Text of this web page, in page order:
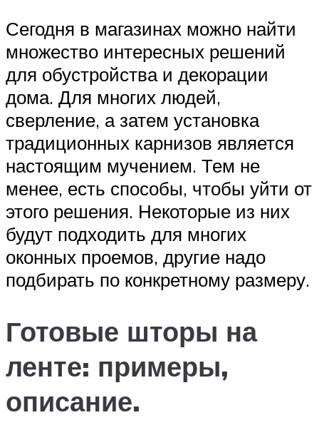
Сегодня в магазинах можно найти
множество интересных решений
для обустройства и декорации
дома. Для многих людей,
сверление, а затем установка
традиционных карнизов является
настоящим мучением. Тем не
менее, есть способы, чтобы уйти от
этого решения. Некоторые из них
будут подходить для многих
оконных проемов, другие надо
подбирать по конкретному размеру.
Готовые шторы на
ленте: примеры,
описание.